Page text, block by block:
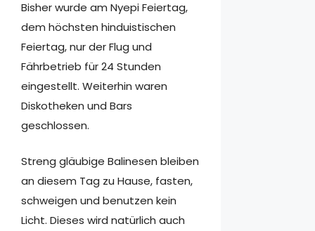
Bisher wurde am Nyepi Feiertag,
dem höchsten hinduistischen
Feiertag, nur der Flug und
Fährbetrieb für 24 Stunden
eingestellt. Weiterhin waren
Diskotheken und Bars
geschlossen.
Streng gläubige Balinesen bleiben
an diesem Tag zu Hause, fasten,
schweigen und benutzen kein
Licht. Dieses wird natürlich auch